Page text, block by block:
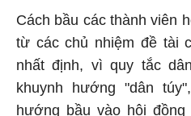
Cách bầu các thành viên
từ các chủ nhiệm đề tài
nhất định, vì quy tắc
khuynh hướng "dân
hướng bầu vào hội